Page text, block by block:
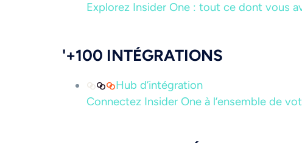
Explorez Insider One : tout ce dont vous
'+100 INTÉGRATIONS
Hub d’intégration
Connectez Insider One à l’ensemble de